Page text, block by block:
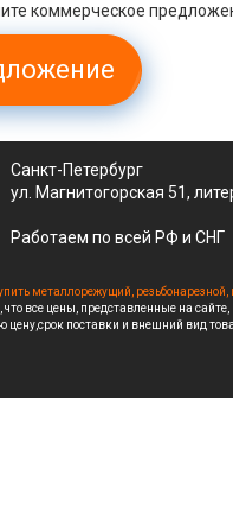
коммерческое
Санкт-Петербург
ул. Магнитогорская 51,
Работаем по всей РФ и СНГ
металлорежущий,
все цены, представленные на
цену,срок поставки и внешний вид